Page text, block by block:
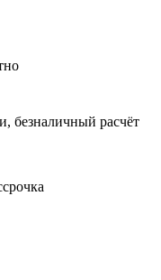
безналичный расчёт